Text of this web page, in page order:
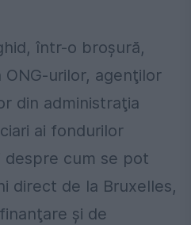
într-o broşură,
urilor, agenţilor
din administraţia
ai fondurilor
cum se pot
direct de la Bruxelles,
şi de